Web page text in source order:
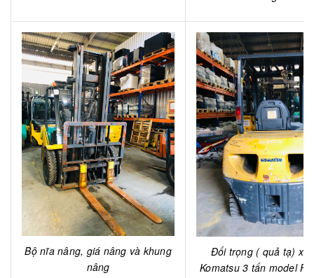
Bộ nĩa nâng, giá nâng và khung
nâng
Đối trọng ( quả tạ) xe
Komatsu 3 tấn model